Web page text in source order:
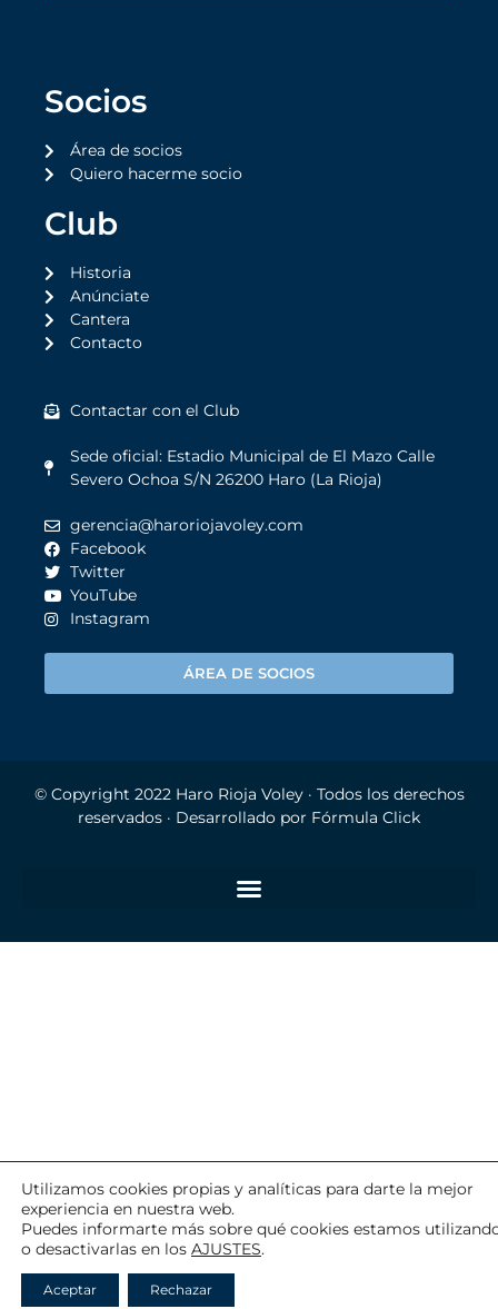
Socios
Área de socios
Quiero hacerme socio
Club
Historia
Anúnciate
Cantera
Contacto
Contactar con el Club
Sede oficial: Estadio Municipal de El Mazo Calle
Severo Ochoa S/N 26200 Haro (La Rioja)
gerencia@haroriojavoley.com
Facebook
Twitter
YouTube
Instagram
ÁREA DE SOCIOS
© Copyright 2022 Haro Rioja Voley· Todos los derechos
reservados · Desarrollado por Fórmula Click
Utilizamos cookies propias y analíticas para darte la mejor
experiencia en nuestra web.
Puedes informarte más sobre qué cookies estamos
o desactivarlas en los AJUSTES.
Aceptar Rechazar